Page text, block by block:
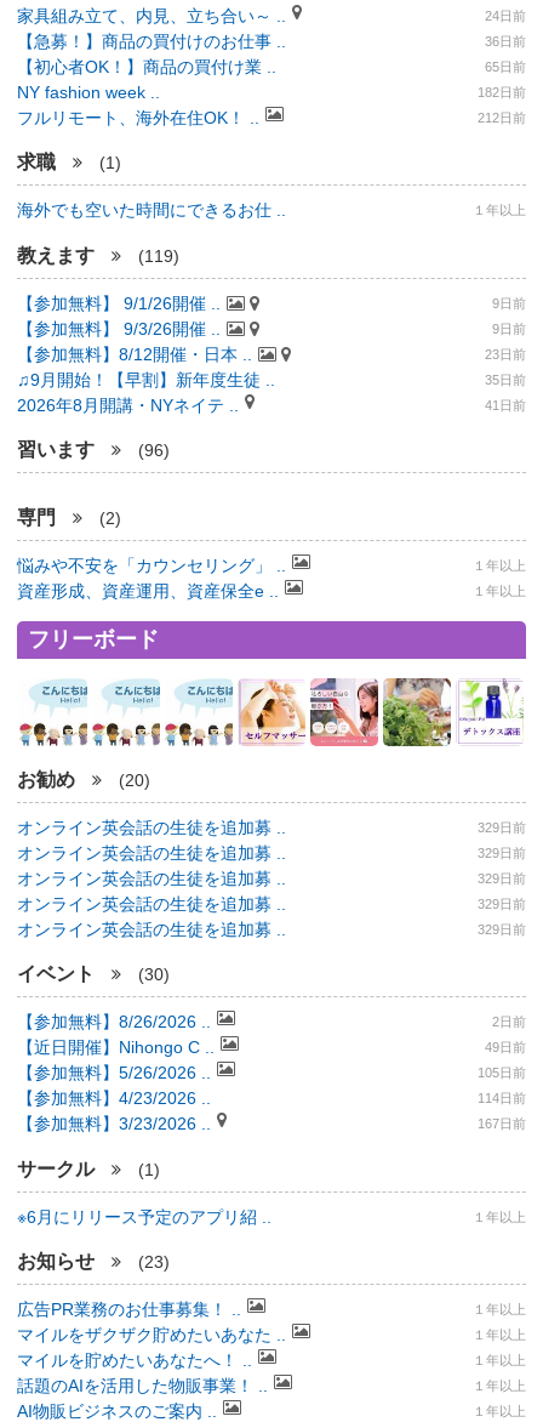
家具組み立て、内見、立ち合い～ .. 24日前
【急募！】商品の買付けのお仕事 .. 36日前
【初心者OK！】商品の買付け業 .. 65日前
NY fashion week .. 182日前
フルリモート、海外在住OK！ .. 212日前
求職 (1)
海外でも空いた時間にできるお仕 .. １年以上
教えます (119)
【参加無料】 9/1/26開催 .. 9日前
【参加無料】 9/3/26開催 .. 9日前
【参加無料】8/12開催・日本 .. 23日前
♫9月開始！【早割】新年度生徒 .. 35日前
2026年8月開講・NYネイテ .. 41日前
習います (96)
専門 (2)
悩みや不安を「カウンセリング」 .. １年以上
資産形成、資産運用、資産保全e .. １年以上
フリーボード
お勧め (20)
オンライン英会話の生徒を追加募 .. 329日前
オンライン英会話の生徒を追加募 .. 329日前
オンライン英会話の生徒を追加募 .. 329日前
オンライン英会話の生徒を追加募 .. 329日前
オンライン英会話の生徒を追加募 .. 329日前
イベント (30)
【参加無料】8/26/2026 .. 2日前
【近日開催】Nihongo C .. 49日前
【参加無料】5/26/2026 .. 105日前
【参加無料】4/23/2026 .. 114日前
【参加無料】3/23/2026 .. 167日前
サークル (1)
※6月にリリース予定のアプリ紹 .. １年以上
お知らせ (23)
広告PR業務のお仕事募集！ .. １年以上
マイルをザクザク貯めたいあなた .. １年以上
マイルを貯めたいあなたへ！ .. １年以上
話題のAIを活用した物販事業！ .. １年以上
AI物販ビジネスのご案内 .. １年以上